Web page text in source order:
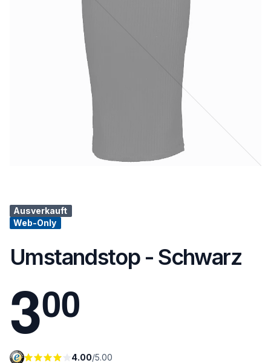
Ausverkauft
Web-Only
Umstandstop - Schwarz
300
4.00/5.00